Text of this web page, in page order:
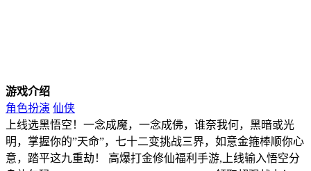
游戏介绍
角色扮演 仙侠
上线选黑悟空！一念成魔，一念成佛，谁奈我何，黑暗或光
明，掌握你的”天命”，七十二变挑战三界，如意金箍棒顺你心
意，踏平这九重劫！ 高爆打金修仙福利手游,上线输入悟空分